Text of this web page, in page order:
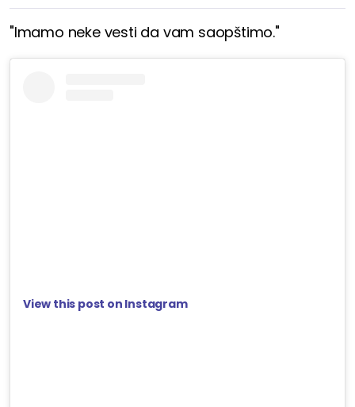
"Imamo neke vesti da vam saopštimo."
View this post on Instagram